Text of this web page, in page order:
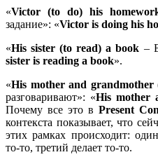
«Victor (to do) his
задание»: «Victor is doing his
«His sister (to read) a book –
sister is reading a book».
«His mother and grandmother
разговаривают»: «His mother
Почему все это в Present
контекста показывает, что
этих рамках происходит:
то-то, третий делает то-то.